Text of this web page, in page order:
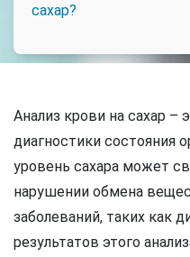
сахар?
Анализ крови на сахар
диагностики состояния
уровень сахара может
нарушении обмена
заболеваний, таких как
результатов этого